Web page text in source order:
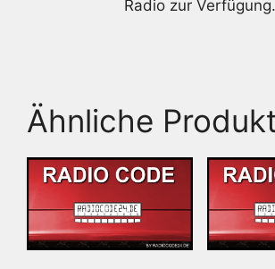
Radio zur Verfügung.
Ähnliche